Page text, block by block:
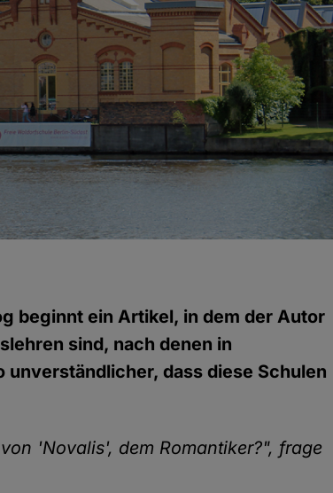
beginnt ein Artikel, in dem der Autor
sind, nach denen in
dass diese Schulen
'Novalis', dem Romantiker?", frage